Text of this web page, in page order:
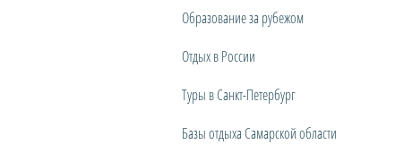
Образование за рубежом
Отдых в России
Туры в Санкт-Петербург
Базы отдыха Самарской области